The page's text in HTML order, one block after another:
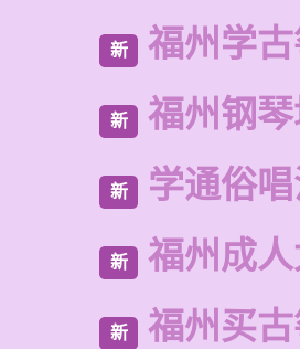
新 福州学
新 福州钢
新 学通俗
新 福州成
新 福州买